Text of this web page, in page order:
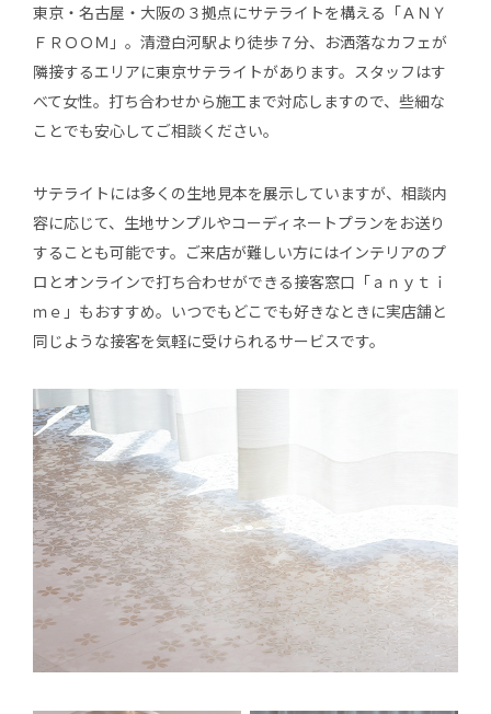
東京・名古屋・大阪の３拠点にサテライトを構える「ＡＮＹ
ＦＲＯＯＭ」。清澄白河駅より徒歩７分、お洒落なカフェが
隣接するエリアに東京サテライトがあります。スタッフはす
べて女性。打ち合わせから施工まで対応しますので、些細な
ことでも安心してご相談ください。
サテライトには多くの生地見本を展示していますが、相談内
容に応じて、生地サンプルやコーディネートプランをお送り
することも可能です。ご来店が難しい方にはインテリアのプ
ロとオンラインで打ち合わせができる接客窓口「ａｎｙｔｉ
ｍｅ」もおすすめ。いつでもどこでも好きなときに実店舗と
同じような接客を気軽に受けられるサービスです。